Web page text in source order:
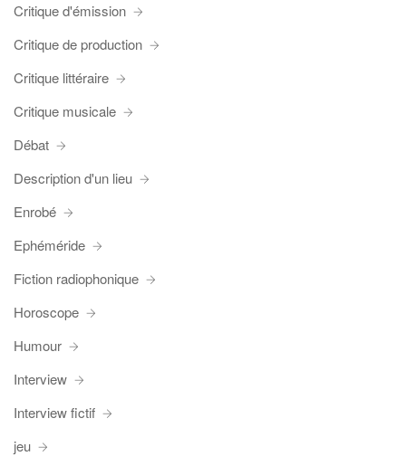
Critique d'émission
Critique de production
Critique littéraire
Critique musicale
Débat
Description d'un lieu
Enrobé
Ephéméride
Fiction radiophonique
Horoscope
Humour
Interview
Interview fictif
jeu